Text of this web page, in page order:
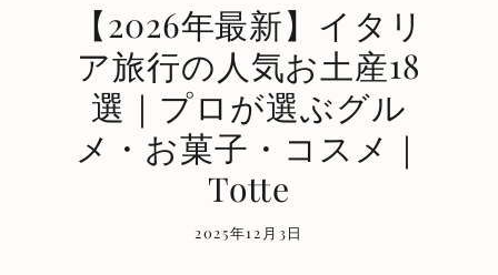
【2026年最新】イタリ
ア旅行の人気お土産18
選｜プロが選ぶグル
メ・お菓子・コスメ｜
Totte
2025年12月3日